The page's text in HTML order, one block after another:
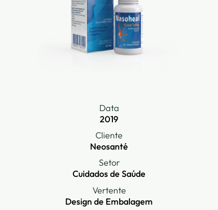
Data
2019
Cliente
Neosanté
Setor
Cuidados de Saúde
Vertente
Design de Embalagem